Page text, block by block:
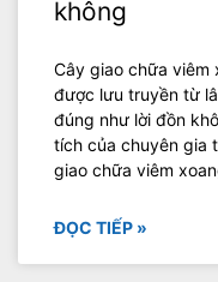
không
Cây giao chữa viêm
được lưu truyền từ
đúng như lời đồn
tích của chuyên gia
giao chữa viêm
ĐỌC TIẾP »